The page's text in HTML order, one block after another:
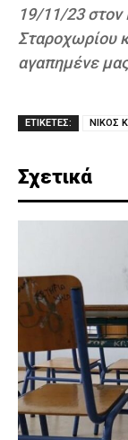
19/11/23 στον
Σταροχωρίου
αγαπημένε
ΕΤΙΚΕΤΕΣ: ΝΙΚΟΣ
Σχετικά